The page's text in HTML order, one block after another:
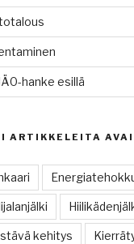
hanke esillä
ARTIKKELEITA
kehitys